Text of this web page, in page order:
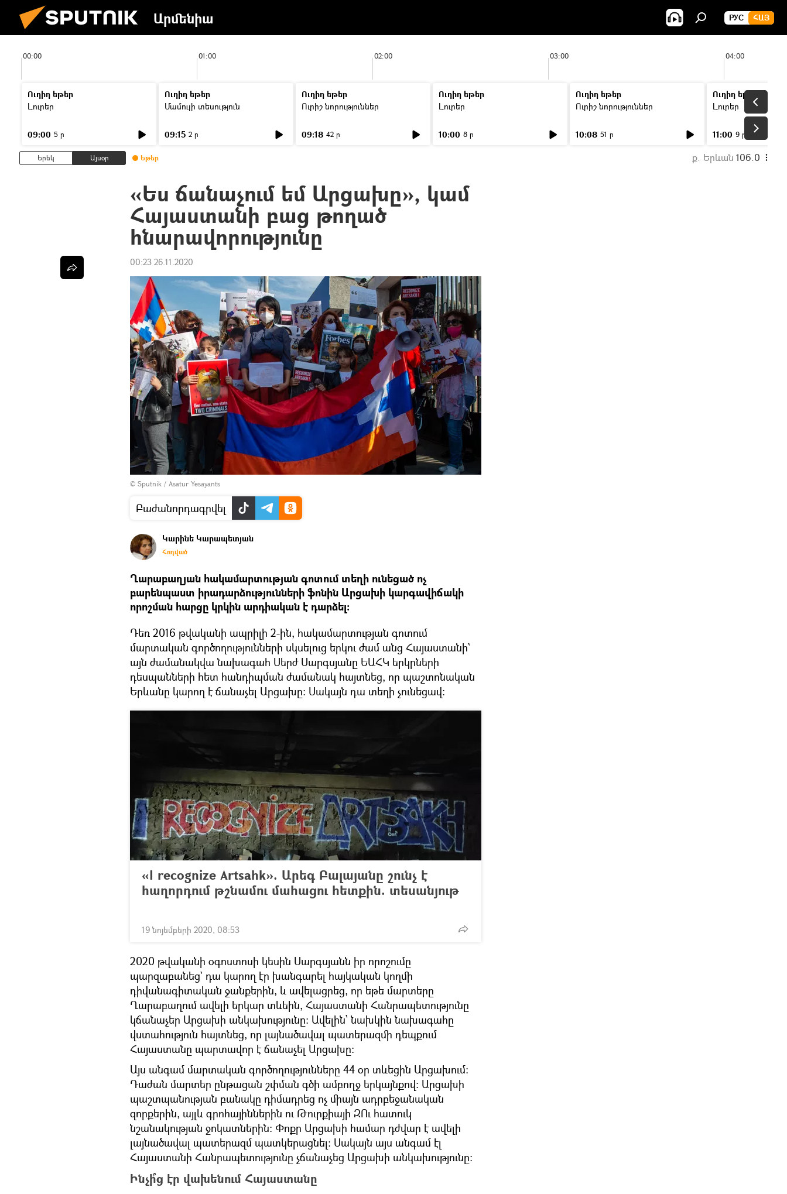
Արմենիա РУС ՀԱՅ
00:00 01:00 02:00 03:00 04:00
Ուղիղ եթեր
Լուրեր
09:00 5 ր
Ուղիղ եթեր
Մամուլի տեսություն
09:15 2 ր
Ուղիղ եթեր
Ուրիշ նորություններ
09:18 42 ր
Ուղիղ եթեր
Լուրեր
10:00 8 ր
Ուղիղ եթեր
Ուրիշ նորություններ
10:08 51 ր
Ուղիղ եթեր
Լուրեր
11:00 9 ր
Երեկ Այսօր Եթեր ք. Երևան 106.0
«Ես ճանաչում եմ Արցախը», կամ
Հայաստանի բաց թողած
հնարավորությունը
00:23 26.11.2020
© Sputnik / Asatur Yesayants
Բաժանորդագրվել
Կարինե Կարապետյան
Հոդված
Ղարաբաղյան հակամարտության գոտում տեղի ունեցած ոչ
բարենպաստ իրադարձությունների ֆոնին Արցախի կարգավիճակի
որոշման հարցը կրկին արդիական է դարձել։
Դեռ 2016 թվականի ապրիլի 2-ին, հակամարտության գոտում
մարտական գործողությունների սկսելուց երկու ժամ անց Հայաստանի`
այն ժամանակվա նախագահ Սերժ Սարգսյանը ԵԱՀԿ երկրների
դեսպանների հետ հանդիպման ժամանակ հայտնեց, որ պաշտոնական
Երևանը կարող է ճանաչել Արցախը։ Սակայն դա տեղի չունեցավ։
«I recognize Artsahk». Արեգ Բալայանը շունչ է
հաղորդում թշնամու մահացու հետքին. տեսանյութ
19 նոյեմբերի 2020, 08:53
2020 թվականի օգոստոսի կեսին Սարգսյանն իր որոշումը
պարզաբանեց` դա կարող էր խանգարել հայկական կողմի
դիվանագիտական ջանքերին, և ավելացրեց, որ եթե մարտերը
Ղարաբաղում ավելի երկար տևեին, Հայաստանի Հանրապետությունը
կճանաչեր Արցախի անկախությունը։ Ավելին՝ նախկին նախագահը
վստահություն հայտնեց, որ լայնածավալ պատերազմի դեպքում
Հայաստանը պարտավոր է ճանաչել Արցախը։
Այս անգամ մարտական գործողությունները 44 օր տևեցին Արցախում։
Դաժան մարտեր ընթացան շփման գծի ամբողջ երկայնքով։ Արցախի
պաշտպանության բանակը դիմադրեց ոչ միայն ադրբեջանական
զորքերին, այլև գրոհայիններին ու Թուրքիայի ԶՈւ հատուկ
նշանակության ջոկատներին։ Փոքր Արցախի համար դժվար է ավելի
լայնածավալ պատերազմ պատկերացնել։ Սակայն այս անգամ էլ
Հայաստանի Հանրապետությունը չճանաչեց Արցախի անկախությունը։
Ինչի՞ց էր վախենում Հայաստանը